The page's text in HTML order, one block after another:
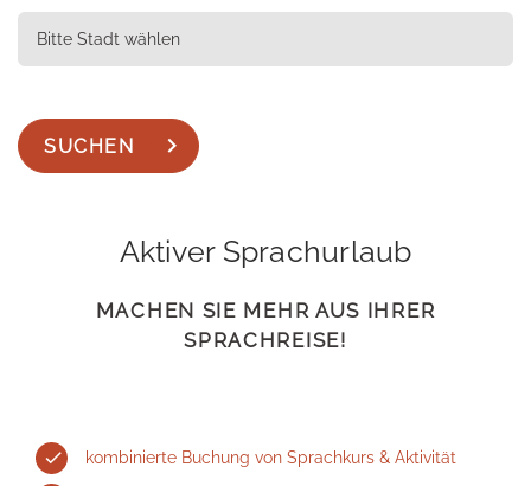
SUCHEN
Aktiver Sprachurlaub
MACHEN SIE MEHR AUS IHRER
SPRACHREISE!
kombinierte Buchung von Sprachkurs & Aktivität